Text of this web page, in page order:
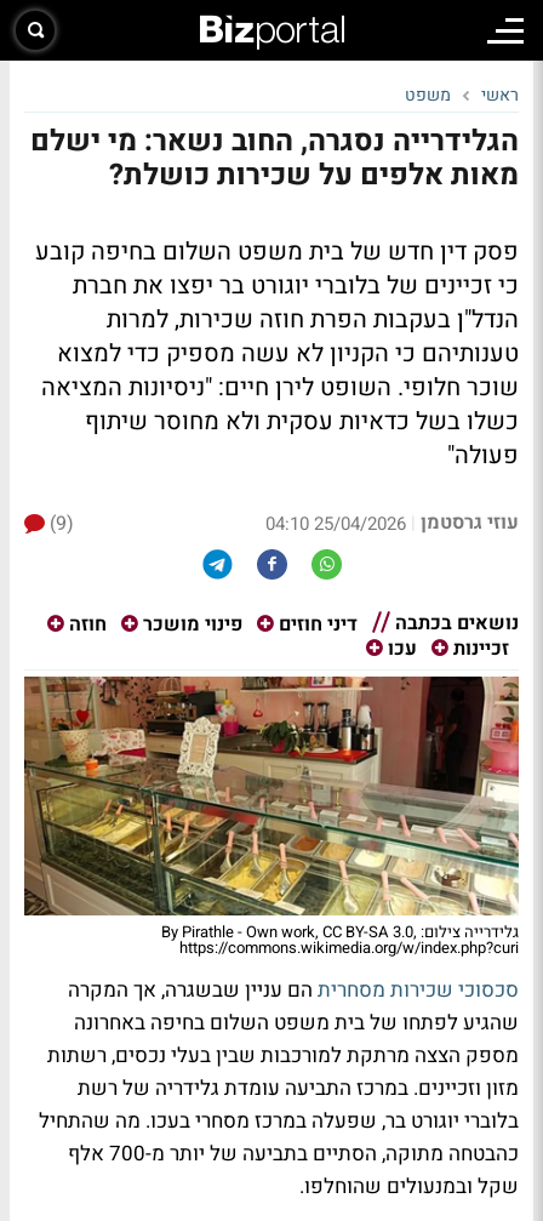
ראשי משפט
הגלידרייה נסגרה, החוב נשאר: מי ישלם
מאות אלפים על שכירות כושלת?
פסק דין חדש של בית משפט השלום בחיפה קובע
כי זכיינים של בלוברי יוגורט בר יפצו את חברת
הנדל"ן בעקבות הפרת חוזה שכירות, למרות
טענותיהם כי הקניון לא עשה מספיק כדי למצוא
שוכר חלופי. השופט לירן חיים: "ניסיונות המציאה
כשלו בשל כדאיות עסקית ולא מחוסר שיתוף
פעולה"
עוזי גרסטמן |
25/04/2026 04:10
(9)
נושאים בכתבה דיני חוזים פינוי מושכר
חוזה
זכיינות
עכו
גלידרייה צילום: By Pirathle - Own work, CC BY-SA 3.0,
https://commons.wikimedia.org/w/index.php?curi
סכסוכי שכירות מסחרית הם עניין שבשגרה, אך המקרה
שהגיע לפתחו של בית משפט השלום בחיפה באחרונה
מספק הצצה מרתקת למורכבות שבין בעלי נכסים, רשתות
מזון וזכיינים. במרכז התביעה עומדת גלידריה של רשת
בלוברי יוגורט בר, שפעלה במרכז מסחרי בעכו. מה שהתחיל
כהבטחה מתוקה, הסתיים בתביעה של יותר מ-700 אלף
שקל ובמנעולים שהוחלפו.